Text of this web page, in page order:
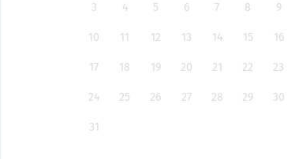
3 4 5 6 7 8 9
10 11 12 13 14 15 16
17 18 19 20 21 22 23
24 25 26 27 28 29 30
31